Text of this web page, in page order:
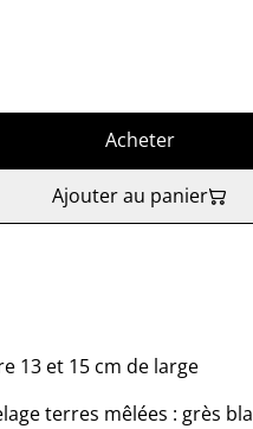
Acheter
Ajouter au panier
13 et 15 cm de large
terres mêlées : grès